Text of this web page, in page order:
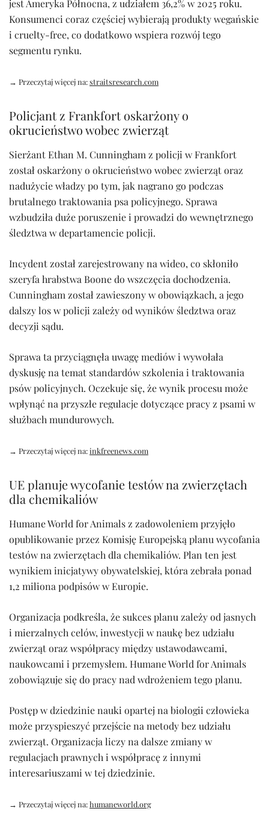
jest Ameryka Północna, z udziałem 36,2% w 2025 roku.
Konsumenci coraz częściej wybierają produkty wegańskie
i cruelty-free, co dodatkowo wspiera rozwój tego
segmentu rynku.
→ Przeczytaj więcej na:straitsresearch.com
Policjant z Frankfort oskarżony o
okrucieństwo wobec zwierząt
Sierżant Ethan M. Cunningham z policji w Frankfort
został oskarżony o okrucieństwo wobec zwierząt oraz
nadużycie władzy po tym, jak nagrano go podczas
brutalnego traktowania psa policyjnego. Sprawa
wzbudziła duże poruszenie i prowadzi do wewnętrznego
śledztwa w departamencie policji.
Incydent został zarejestrowany na wideo, co skłoniło
szeryfa hrabstwa Boone do wszczęcia dochodzenia.
Cunningham został zawieszony w obowiązkach, a jego
dalszy los w policji zależy od wyników śledztwa oraz
decyzji sądu.
Sprawa ta przyciągnęła uwagę mediów i wywołała
dyskusję na temat standardów szkolenia i traktowania
psów policyjnych. Oczekuje się, że wynik procesu może
wpłynąć na przyszłe regulacje dotyczące pracy z psami w
służbach mundurowych.
→ Przeczytaj więcej na:inkfreenews.com
UE planuje wycofanie testów na zwierzętach
dla chemikaliów
Humane World for Animals z zadowoleniem przyjęło
opublikowanie przez Komisję Europejską planu wycofania
testów na zwierzętach dla chemikaliów. Plan ten jest
wynikiem inicjatywy obywatelskiej, która zebrała ponad
1,2 miliona podpisów w Europie.
Organizacja podkreśla, że sukces planu zależy od jasnych
i mierzalnych celów, inwestycji w naukę bez udziału
zwierząt oraz współpracy między ustawodawcami,
naukowcami i przemysłem. Humane World for Animals
zobowiązuje się do pracy nad wdrożeniem tego planu.
Postęp w dziedzinie nauki opartej na biologii człowieka
może przyspieszyć przejście na metody bez udziału
zwierząt. Organizacja liczy na dalsze zmiany w
regulacjach prawnych i współpracę z innymi
interesariuszami w tej dziedzinie.
→ Przeczytaj więcej na:humaneworld.org